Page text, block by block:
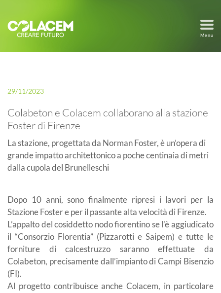
Menu
29/11/2023
Colabeton e Colacem collaborano alla stazione
Foster di Firenze
La stazione, progettata da Norman Foster, è un’opera di
grande impatto architettonico a poche centinaia di metri
dalla cupola del Brunelleschi
Dopo 10 anni, sono finalmente ripresi i lavori per la
Stazione Foster e per il passante alta velocità di Firenze.
L’appalto del cosiddetto nodo fiorentino se l’è aggiudicato
il “Consorzio Florentia” (Pizzarotti e Saipem) e tutte le
forniture di calcestruzzo saranno effettuate da
Colabeton, precisamente dall’impianto di Campi Bisenzio
(FI).
Al progetto contribuisce anche Colacem, in particolare